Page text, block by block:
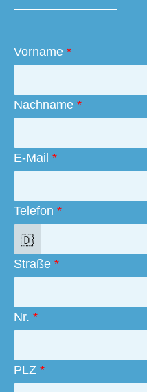
Vorname *
Nachname *
E-Mail *
Telefon *
Straße *
Nr. *
PLZ *